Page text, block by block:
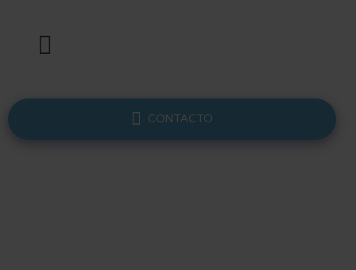
CONTACTO